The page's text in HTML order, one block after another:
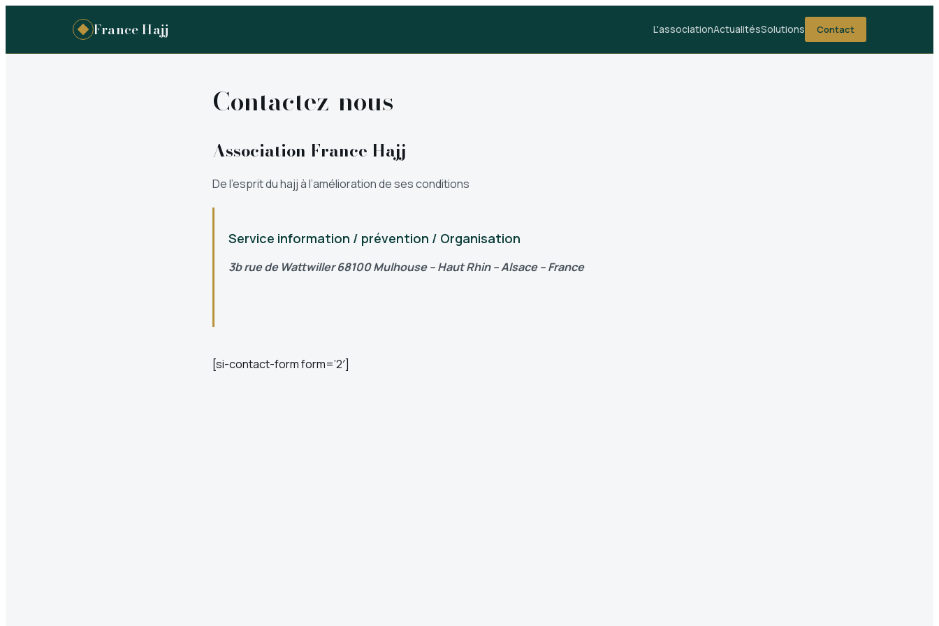
France Hajj L'associationActualitésSolutions Contact
Contactez-nous
Association France Hajj
De l’esprit du hajj à l’amélioration de ses conditions
Service information / prévention / Organisation
3b rue de Wattwiller 68100 Mulhouse – Haut Rhin – Alsace – France
[si-contact-form form=’2′]